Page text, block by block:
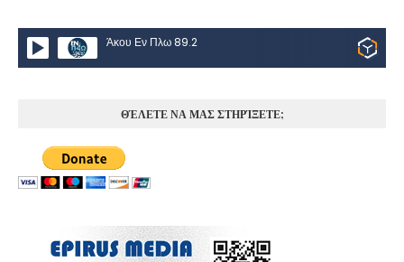
Άκου Εν Πλω 89.2
ΘΈΛΕΤΕ ΝΑ ΜΑΣ ΣΤΗΡΊΞΕΤΕ;